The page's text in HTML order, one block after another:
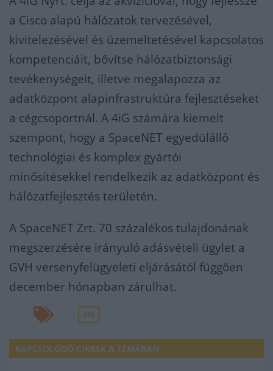
a Cisco alapú hálózatok tervezésével,
kivitelezésével és üzemeltetésével kapcsolatos
kompetenciáit, bővítse hálózatbiztonsági
tevékenységeit, illetve megalapozza az
adatközpont alapinfrastruktúra fejlesztéseket
a cégcsoportnál. A 4iG számára kiemelt
szempont, hogy a SpaceNET egyedülálló
technológiai és komplex gyártói
minősítésekkel rendelkezik az adatközpont és
hálózatfejlesztés területén.
A SpaceNET Zrt. 70 százalékos tulajdonának
megszerzésére irányuló adásvételi ügylet a
GVH versenyfelügyeleti eljárásától függően
december hónapban zárulhat.
4IG
KAPCSOLÓDÓ CIKKEK A TÉMÁBAN